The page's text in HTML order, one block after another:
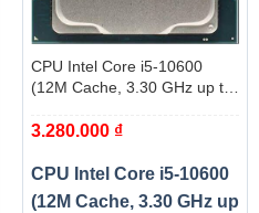
CPU Intel Core i5-10600
(12M Cache, 3.30 GHz up to
1200, Comet Lake-S) – Tray
3.280.000 ₫
CPU Intel Core i5-10600
(12M Cache, 3.30 GHz up